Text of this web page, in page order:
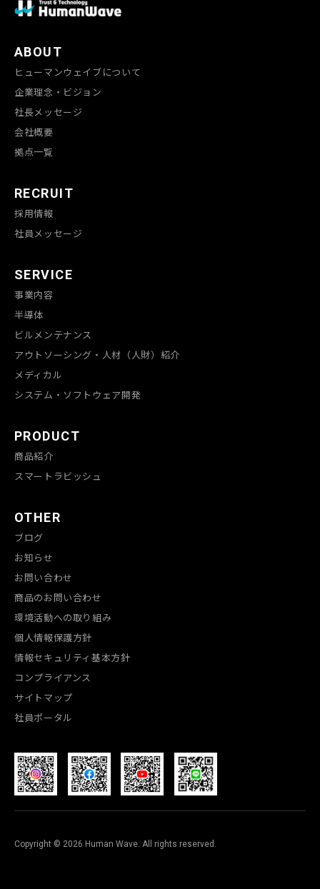
ABOUT
ヒューマンウェイブについて
企業理念・ビジョン
社長メッセージ
会社概要
拠点一覧
RECRUIT
採用情報
社員メッセージ
SERVICE
事業内容
半導体
ビルメンテナンス
アウトソーシング・人材（人財）紹介
メディカル
システム・ソフトウェア開発
PRODUCT
商品紹介
スマートラビッシュ
OTHER
ブログ
お知らせ
お問い合わせ
商品のお問い合わせ
環境活動への取り組み
個人情報保護方針
情報セキュリティ基本方針
コンプライアンス
サイトマップ
社員ポータル
Copyright © 2026 Human Wave. All rights reserved.